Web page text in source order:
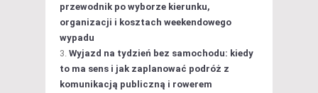
przewodnik po wyborze kierunku,
organizacji i kosztach weekendowego
wypadu
Wyjazd na tydzień bez samochodu: kiedy
to ma sens i jak zaplanować podróż z
komunikacją publiczną i rowerem